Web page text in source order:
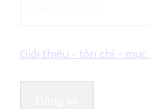
Giới thiệu - tôn chỉ -